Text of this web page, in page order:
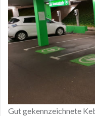
Gut gekennzeichnete